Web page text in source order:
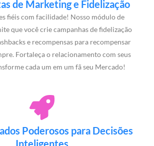
de Marketing e Fidelização
fiéis com facilidade! Nosso módulo de
que você crie campanhas de fidelização
e recompensas para recompensar
Fortaleça o relacionamento com seus
cada um em um fã seu Mercado!
Poderosos para Decisões
Inteligentes